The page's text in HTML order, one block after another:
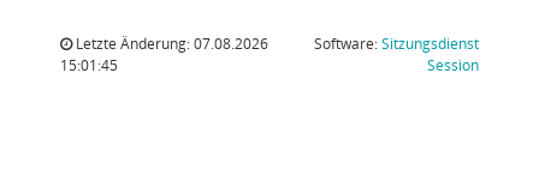
Letzte Änderung: 07.08.2026
15:01:45
Software:Sitzungsdienst
Session(Wird in